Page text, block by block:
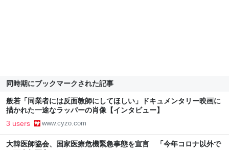
同時期にブックマークされた記事
般若「同業者には反面教師にしてほしい」ドキュメンタリー映画に
描かれた一途なラッパーの肖像【インタビュー】
3 users www.cyzo.com
大韓医師協会、国家医療危機緊急事態を宣言 「今年コロナ以外で